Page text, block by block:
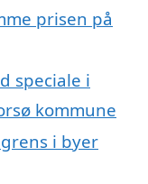
prisen på
speciale i
kommune
i byer